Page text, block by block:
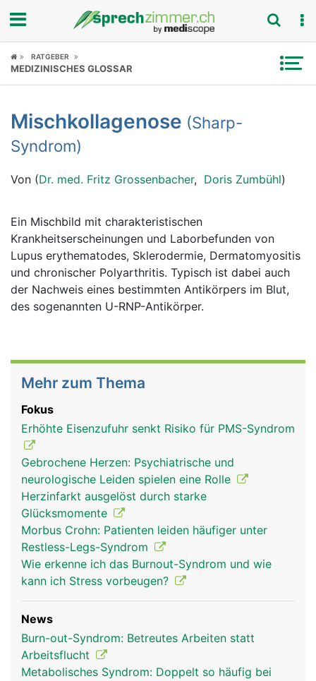
Fokus
Symptome
Untersuchungen
Ratgeber
Rubriken
RATGEBER
MEDIZINISCHES GLOSSAR
Mischkollagenose (Sharp-
Syndrom)
Von (Dr. med. Fritz Grossenbacher, Doris Zumbühl)
Ein Mischbild mit charakteristischen
Krankheitserscheinungen und Laborbefunden von
Lupus erythematodes, Sklerodermie, Dermatomyositis
und chronischer Polyarthritis. Typisch ist dabei auch
der Nachweis eines bestimmten Antikörpers im Blut,
des sogenannten U-RNP-Antikörper.
Mehr zum Thema
Fokus
Erhöhte Eisenzufuhr senkt Risiko für PMS-Syndrom
Gebrochene Herzen: Psychiatrische und
neurologische Leiden spielen eine Rolle
Herzinfarkt ausgelöst durch starke
Glücksmomente
Morbus Crohn: Patienten leiden häufiger unter
Restless-Legs-Syndrom
Wie erkenne ich das Burnout-Syndrom und wie
kann ich Stress vorbeugen?
News
Burn-out-Syndrom: Betreutes Arbeiten statt
Arbeitsflucht
Metabolisches Syndrom: Doppelt so häufig bei